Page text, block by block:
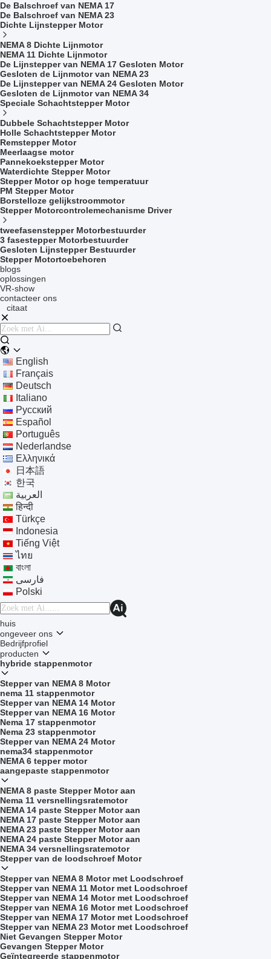
De Balschroef van NEMA 17
De Balschroef van NEMA 23
Dichte Lijnstepper Motor
NEMA 8 Dichte Lijnmotor
NEMA 11 Dichte Lijnmotor
De Lijnstepper van NEMA 17 Gesloten Motor
Gesloten de Lijnmotor van NEMA 23
De Lijnstepper van NEMA 24 Gesloten Motor
Gesloten de Lijnmotor van NEMA 34
Speciale Schachtstepper Motor
Dubbele Schachtstepper Motor
Holle Schachtstepper Motor
Remstepper Motor
Meerlaagse motor
Pannekoekstepper Motor
Waterdichte Stepper Motor
Stepper Motor op hoge temperatuur
PM Stepper Motor
Borstelloze gelijkstroommotor
Stepper Motorcontrolemechanisme Driver
tweefasenstepper Motorbestuurder
3 fasestepper Motorbestuurder
Gesloten Lijnstepper Bestuurder
Stepper Motortoebehoren
blogs
oplossingen
VR-show
contacteer ons
citaat
English
Français
Deutsch
Italiano
Русский
Español
Português
Nederlandse
Ελληνικά
日本語
한국
العربية
हिन्दी
Türkçe
Indonesia
Tiếng Việt
ไทย
বাংলা
فارسی
Polski
huis
ongeveer ons
Bedrijfprofiel
producten
hybride stappenmotor
Stepper van NEMA 8 Motor
nema 11 stappenmotor
Stepper van NEMA 14 Motor
Stepper van NEMA 16 Motor
Nema 17 stappenmotor
Nema 23 stappenmotor
Stepper van NEMA 24 Motor
nema34 stappenmotor
NEMA 6 tepper motor
aangepaste stappenmotor
NEMA 8 paste Stepper Motor aan
Nema 11 versnellingsratemotor
NEMA 14 paste Stepper Motor aan
NEMA 17 paste Stepper Motor aan
NEMA 23 paste Stepper Motor aan
NEMA 24 paste Stepper Motor aan
NEMA 34 versnellingsratemotor
Stepper van de loodschroef Motor
Stepper van NEMA 8 Motor met Loodschroef
Stepper van NEMA 11 Motor met Loodschroef
Stepper van NEMA 14 Motor met Loodschroef
Stepper van NEMA 16 Motor met Loodschroef
Stepper van NEMA 17 Motor met Loodschroef
Stepper van NEMA 23 Motor met Loodschroef
Niet Gevangen Stepper Motor
Gevangen Stepper Motor
Geïntegreerde stappenmotor